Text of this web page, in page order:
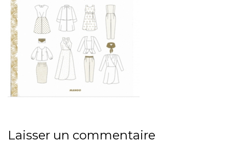
Laisser un commentaire